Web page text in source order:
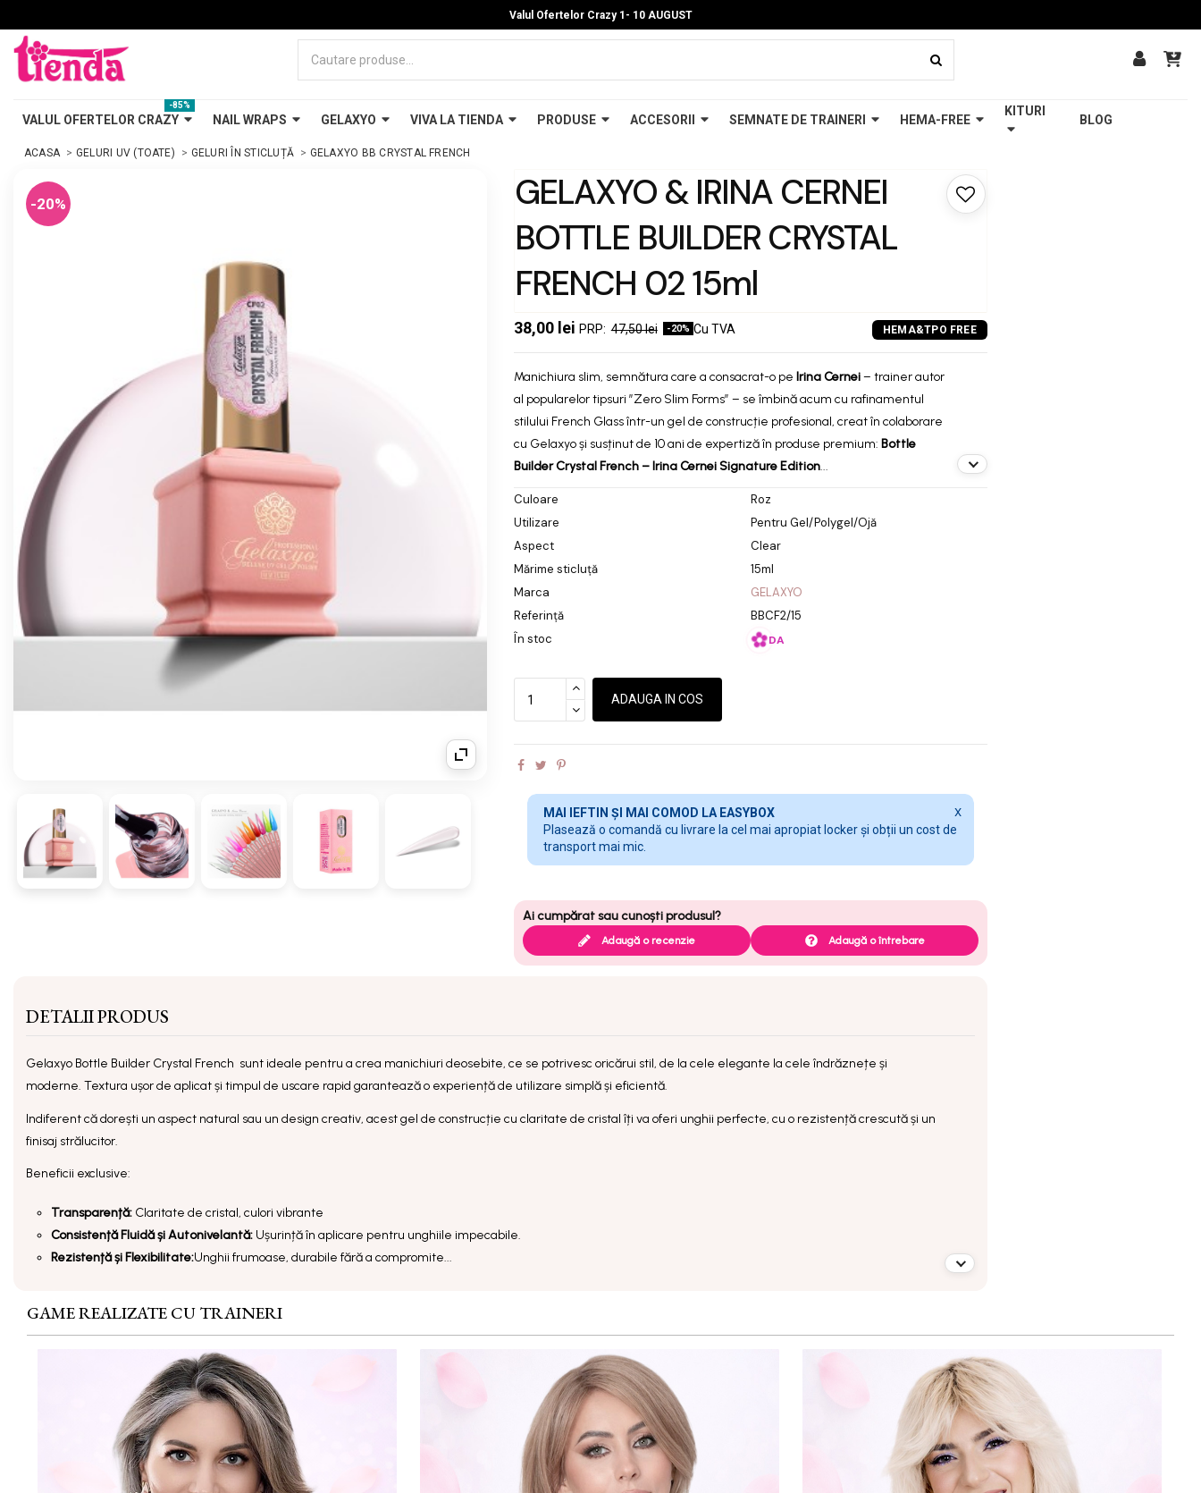
Valul Ofertelor Crazy 1- 10 AUGUST
VALUL OFERTELOR CRAZY
-85%
NAIL WRAPS GELAXYO VIVA LA TIENDA PRODUSE ACCESORII SEMNATE DE TRAINERI HEMA-FREE
KITURI
BLOG
ACASA GELURI UV (TOATE) GELURI ÎN STICLUȚĂ GELAXYO BB CRYSTAL FRENCH
-20%
GELAXYO & IRINA CERNEI
BOTTLE BUILDER CRYSTAL
FRENCH 02 15ml
38,00 lei 47,50 lei -20% Cu TVA
Manichiura slim, semnătura care a consacrat-o pe Irina Cernei– trainer autor
al popularelor tipsuri ”Zero Slim Forms” – se îmbină acum cu rafinamentul
stilului French Glass într-un gel de construcție profesional, creat în colaborare
cu Gelaxyo și susținut de 10 ani de expertiză în produse premium: Bottle
Builder Crystal French – Irina Cernei Signature Edition...
Culoare
Roz
Utilizare
Pentru Gel/Polygel/Ojă
Aspect
Clear
Mărime sticluță
15ml
Marca
GELAXYO
Referință
BBCF2/15
În stoc
DA
ADAUGA IN COS
MAI IEFTIN ȘI MAI COMOD LA EASYBOX
Plasează o comandă cu livrare la cel mai apropiat locker și obții un cost de
transport mai mic.
X
Adaugă o recenzie Adaugă o întrebare
DETALII PRODUS
Gelaxyo Bottle Builder Crystal French sunt ideale pentru a crea manichiuri deosebite, ce se potrivesc oricărui stil, de la cele elegante la cele îndrăznețe și
moderne. Textura ușor de aplicat și timpul de uscare rapid garantează o experiență de utilizare simplă și eficientă.
Indiferent că dorești un aspect natural sau un design creativ, acest gel de construcție cu claritate de cristal îți va oferi unghii perfecte, cu o rezistență crescutăși un
finisaj strălucitor.
Beneficii exclusive:
Transparență: Claritate de cristal, culori vibrante
Consistență Fluidă și Autonivelantă: Ușurință în aplicare pentru unghiile impecabile.
Rezistență și Flexibilitate:Unghii frumoase, durabile fără a compromite...
GAME REALIZATE CU TRAINERI